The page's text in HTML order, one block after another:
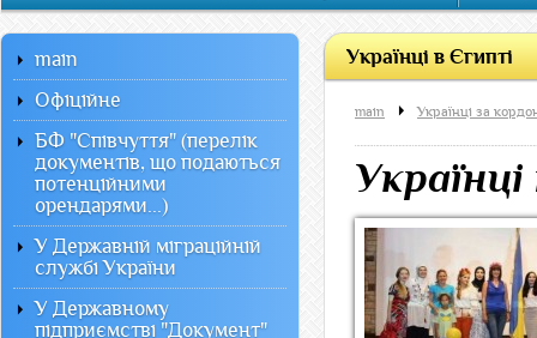
Українці в Єгипті
main Українці за
main
Офiцiйне
БФ "Співчуття" (перелік
документів, що подаються
потенційними
орендарями...)
У Державній міграційній
службі України
У Державному
підприємстві "Документ"